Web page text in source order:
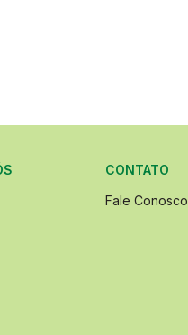
CONTATO
Fale Conosco